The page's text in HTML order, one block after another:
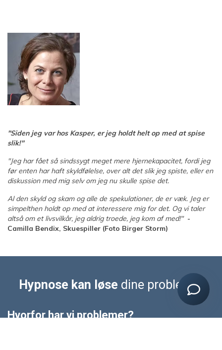
"Siden jeg var hos Kasper, er jeg holdt helt op med at spise
slik!"
"Jeg har fået så sindssygt meget mere hjernekapacitet, fordi jeg
før enten har haft skyldfølelse, over alt det slik jeg spiste, eller en
diskussion med mig selv om jeg nu skulle spise det.
Al den skyld og skam og alle de spekulationer, de er væk. Jeg er
simpelthen holdt op med at interessere mig for det. Og vi taler
altså om et livsvilkår, jeg aldrig troede, jeg kom af med!" -
Camilla Bendix, Skuespiller (Foto Birger Storm)
Hypnose kan løse dine problemer
Hvorfor har vi problemer?
Hej 👋
Hvordan kan vi hjælpe?
Start en ny samtale
Har du et spørgsmål? Start en ny samtale
Kontaktinformation
Priser
Adresse
Sessioner
Forberedelse